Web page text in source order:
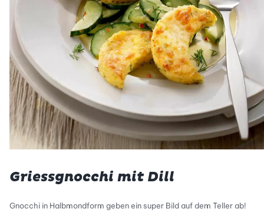
Griessgnocchi mit Dill
Gnocchi in Halbmondform geben ein super Bild auf dem Teller ab!